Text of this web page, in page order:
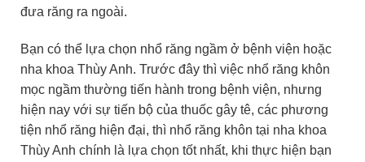
đưa răng ra ngoài.
Bạn có thể lựa chọn nhổ răng ngầm ở bệnh viện hoặc
nha khoa Thùy Anh. Trước đây thì việc nhổ răng khôn
mọc ngầm thường tiến hành trong bệnh viện, nhưng
hiện nay với sự tiến bộ của thuốc gây tê, các phương
tiện nhổ răng hiện đại, thì nhổ răng khôn tại nha khoa
Thùy Anh chính là lựa chọn tốt nhất, khi thực hiện bạn